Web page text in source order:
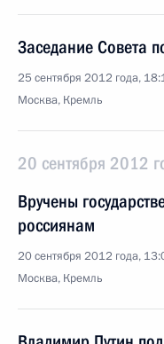
Заседание Совета
25 сентября 2012 года,
Москва, Кремль
20 сентября 2012
Вручены
россиянам
20 сентября 2012 года,
Москва, Кремль